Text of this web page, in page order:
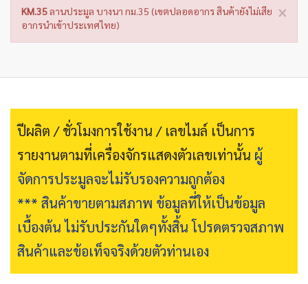
×
KM.35ลานประมูล บางนา กม.35 (เขตปลอดอากร สินค้ายังไม่เสีย
อากรนำเข้าประเทศไทย)
ปีผลิต / ชั่วโมงการใช้งาน / เลขไมล์ เป็นการ
รายงานตามที่เครื่องจักรแสดงตัวเลขเท่านั้น ผู้
จัดการประมูลจะไม่รับรองความถูกต้อง
*** สินค้าขายตามสภาพ ข้อมูลที่ให้เป็นข้อมูล
เบื้องต้น ไม่รับประกันใดๆทั้งสิ้น โปรดตรวจสภาพ
สินค้าและข้อเท็จจริงด้วยตัวท่านเอง